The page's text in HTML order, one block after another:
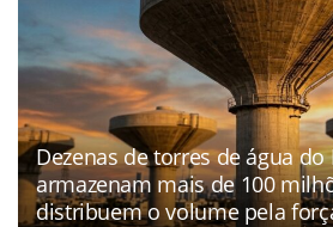
Dezenas de torres de água do
armazenam mais de 100
distribuem o volume pela